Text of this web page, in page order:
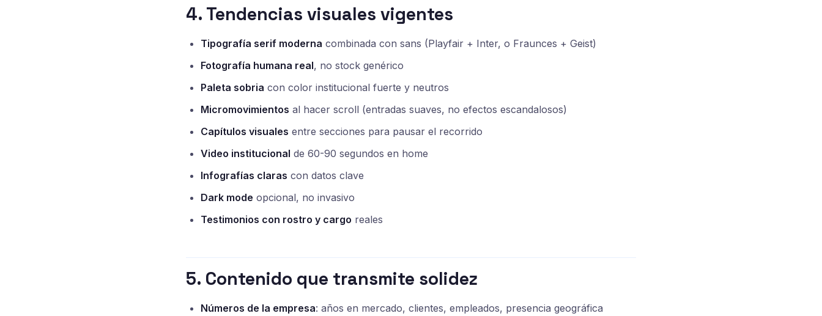
4. Tendencias visuales vigentes
Tipografía serif moderna combinada con sans (Playfair + Inter, o Fraunces + Geist)
Fotografía humana real, no stock genérico
Paleta sobria con color institucional fuerte y neutros
Micromovimientos al hacer scroll (entradas suaves, no efectos escandalosos)
Capítulos visuales entre secciones para pausar el recorrido
Video institucional de 60-90 segundos en home
Infografías claras con datos clave
Dark mode opcional, no invasivo
Testimonios con rostro y cargo reales
5. Contenido que transmite solidez
Números de la empresa: años en mercado, clientes, empleados, presencia geográfica